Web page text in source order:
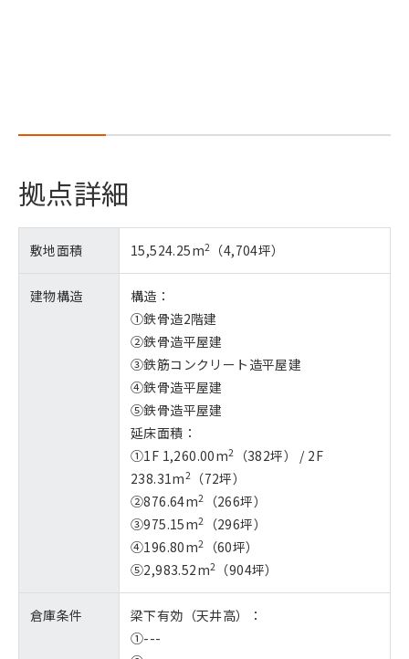
拠点詳細
敷地面積 15,524.25m2 （4,704坪）
建物構造
構造：
①鉄骨造2階建
②鉄骨造平屋建
③鉄筋コンクリート造平屋建
④鉄骨造平屋建
⑤鉄骨造平屋建
延床面積：
①1F 1,260.00m2
（382坪） / 2F
238.31m2
（72坪）
②876.64m2
（266坪）
③975.15m2
（296坪）
④196.80m2
（60坪）
⑤2,983.52m2 （904坪）
倉庫条件
梁下有効（天井高）：
①---